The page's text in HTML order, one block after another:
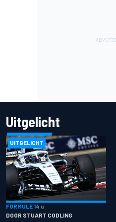
Uitgelicht
UITGELICHT
FORMULE 14 u
DOOR STUART CODLING